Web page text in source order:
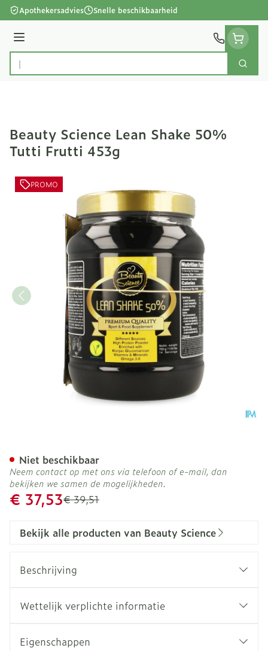
Ga naar de inhoud
Apothekersadvies Snelle beschikbaarheid
Menu
Product, merk, categorie...
Zoek
Beauty Science Lean Shake 50%
Tutti Frutti 453g
PROMO
Adviesprijs
€ 39,51
Promotie prijs
€ 37,53
Niet beschikbaar
Neem contact op met ons via telefoon of e-mail, dan
bekijken we samen de mogelijkheden.
Bekijk alle producten van Beauty Science
Beschrijving
Wettelijk verplichte informatie
Eigenschappen